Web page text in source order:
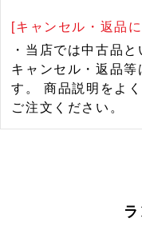
[キャンセル・返品
・当店では中古品
キャンセル・返品等
す。 商品説明をよ
ご注文ください。